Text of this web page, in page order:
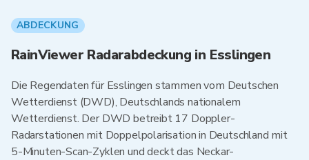
ABDECKUNG
RainViewer Radarabdeckung in Esslingen
Die Regendaten für Esslingen stammen vom Deutschen
Wetterdienst (DWD), Deutschlands nationalem
Wetterdienst. Der DWD betreibt 17 Doppler-
Radarstationen mit Doppelpolarisation in Deutschland mit
5-Minuten-Scan-Zyklen und deckt das Neckar-